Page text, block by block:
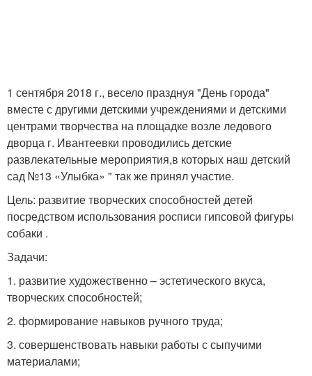
1 сентября 2018 г., весело празднуя "День города"
вместе с другими детскими учреждениями и детскими
центрами творчества на площадке возле ледового
дворца г. Ивантеевки проводились детские
развлекательные мероприятия,в которых наш детский
сад №13 «Улыбка» " так же принял участие.
Цель: развитие творческих способностей детей
посредством использования росписи гипсовой фигуры
собаки .
Задачи:
1. развитие художественно – эстетического вкуса,
творческих способностей;
2. формирование навыков ручного труда;
3. совершенствовать навыки работы с сыпучими
материалами;